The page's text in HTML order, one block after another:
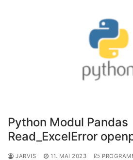
Python Modul Pandas
Read_ExcelError
JARVIS 11. MAI 2023